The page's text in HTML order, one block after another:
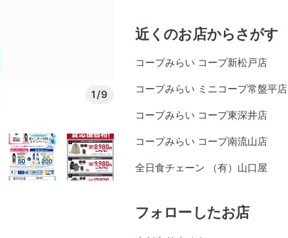
1/9
近くのお店からさがす
コープみらい コープ新松戸店
コープみらい ミニコープ常盤平店
コープみらい コープ東深井店
コープみらい コープ南流山店
全日食チェーン （有）山口屋
フォローしたお店